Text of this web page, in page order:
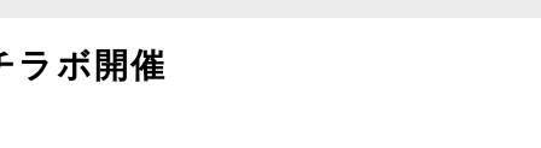
ラボ開催